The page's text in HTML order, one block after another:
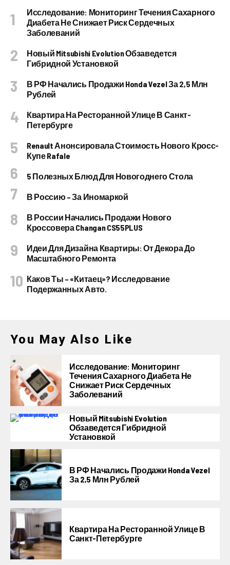
Исследование: Мониторинг Течения Сахарного
Диабета Не Снижает Риск Сердечных
Заболеваний
Новый Mitsubishi Evolution Обзаведется
Гибридной Установкой
В РФ Начались Продажи Honda Vezel За 2,5 Млн
Рублей
Квартира На Ресторанной Улице В Санкт-
Петербурге
Renault Анонсировала Стоимость Нового Кросс-
Купе Rafale
5 Полезных Блюд Для Новогоднего Стола
В Россию – За Иномаркой
В России Начались Продажи Нового
Кроссовера Changan CS55PLUS
Идеи Для Дизайна Квартиры: От Декора До
Масштабного Ремонта
Каков Ты – «китаец»? Исследование
Подержанных Авто.
You May Also Like
Исследование: Мониторинг
Течения Сахарного Диабета Не
Снижает Риск Сердечных
Заболеваний
Новый Mitsubishi Evolution
Обзаведется Гибридной
Установкой
В РФ Начались Продажи Honda Vezel
За 2,5 Млн Рублей
Квартира На Ресторанной Улице В
Санкт-Петербурге